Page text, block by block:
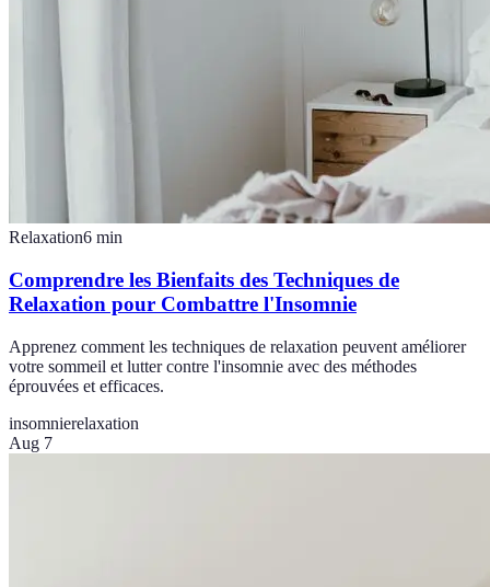
Relaxation6 min
Comprendre les Bienfaits des Techniques de
Relaxation pour Combattre l'Insomnie
Apprenez comment les techniques de relaxation peuvent améliorer
votre sommeil et lutter contre l'insomnie avec des méthodes
éprouvées et efficaces.
insomnierelaxation
Aug 7